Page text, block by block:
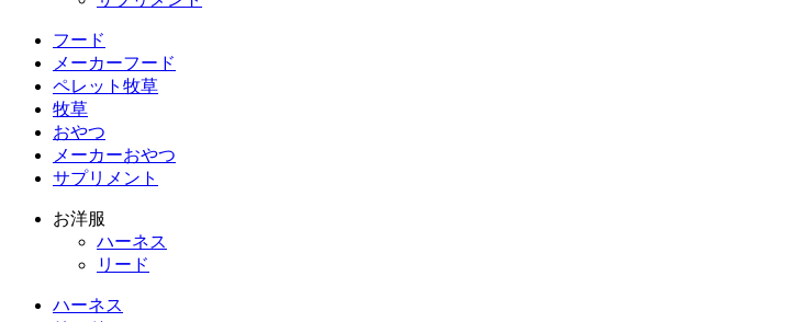
フード
メーカーフード
ペレット牧草
牧草
おやつ
メーカーおやつ
サプリメント
お洋服
ハーネス
リード
ハーネス